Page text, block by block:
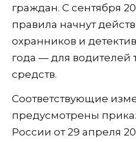
граждан. С сентября
правила начнут
охранников и
года — для водителей
средств.
Соответствующие
предусмотрены
России от 29 апреля